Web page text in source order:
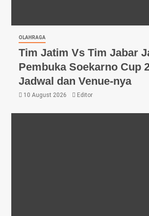
OLAHRAGA
Tim Jatim Vs Tim Jabar
Pembuka Soekarno Cup
Jadwal dan Venue-nya
10 August 2026 Editor